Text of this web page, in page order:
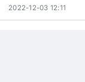
2022-12-03 12:11